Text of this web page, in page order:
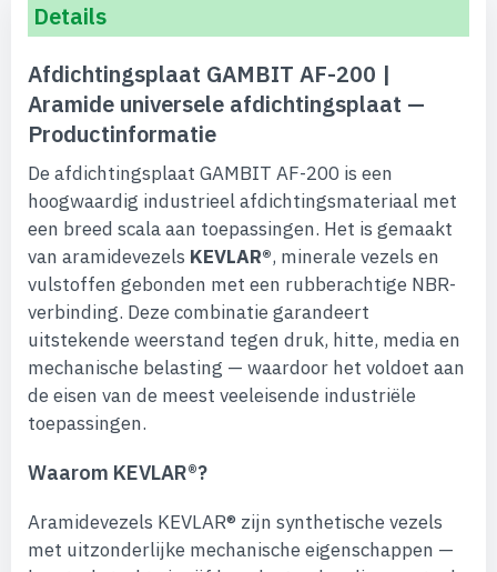
Details
Afdichtingsplaat GAMBIT AF-200 |
Aramide universele afdichtingsplaat —
Productinformatie
De afdichtingsplaat GAMBIT AF-200 is een
hoogwaardig industrieel afdichtingsmateriaal met
een breed scala aan toepassingen. Het is gemaakt
van aramidevezels KEVLAR®, minerale vezels en
vulstoffen gebonden met een rubberachtige NBR-
verbinding. Deze combinatie garandeert
uitstekende weerstand tegen druk, hitte, media en
mechanische belasting — waardoor het voldoet aan
de eisen van de meest veeleisende industriële
toepassingen.
Waarom KEVLAR®?
Aramidevezels KEVLAR® zijn synthetische vezels
met uitzonderlijke mechanische eigenschappen —